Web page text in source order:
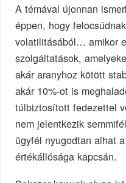
A témával újonnan
éppen, hogy
volatilitásából… amikor
szolgáltatások,
akár aranyhoz kötött
akár 10%-ot is
túlbiztosított fedezettel
nem jelentkezik
ügyfél nyugodtan alhat
értékállósága kapcsán.